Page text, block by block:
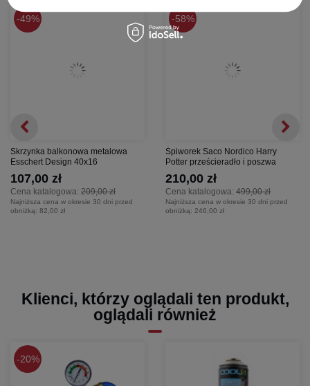
49%
Skrzynka balkonowa metalowa
Esschert Design 40x16
Cena katalogowa: 209,00 zł
107,00 zł
Najniższa cena w okresie 30 dni przed
obniżką: 82,00 zł
58%
Śpiworek Saco Nordico Harry
Potter prześcieradło i poszwa
Cena katalogowa: 499,00 zł
210,00 zł
Najniższa cena w okresie 30 dni przed
obniżką: 246,00 zł
Klienci, którzy oglądali ten produkt,
oglądali również
20%